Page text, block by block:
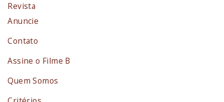
Revista
Anuncie
Contato
Assine o Filme B
Quem Somos